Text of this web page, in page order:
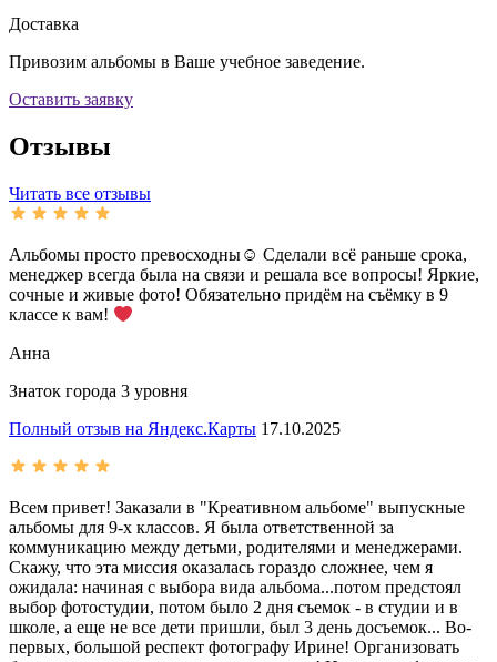
Доставка
Привозим альбомы в Ваше учебное заведение.
Оставить заявку
Отзывы
Читать все отзывы
Альбомы просто превосходны☺ Сделали всё раньше срока,
менеджер всегда была на связи и решала все вопросы! Яркие,
сочные и живые фото! Обязательно придём на съёмку в 9
классе к вам!
Анна
Знаток города 3 уровня
Полный отзыв на Яндекс.Карты 17.10.2025
Всем привет! Заказали в "Креативном альбоме" выпускные
альбомы для 9-х классов. Я была ответственной за
коммуникацию между детьми, родителями и менеджерами.
Скажу, что эта миссия оказалась гораздо сложнее, чем я
ожидала: начиная с выбора вида альбома...потом предстоял
выбор фотостудии, потом было 2 дня съемок - в студии и в
школе, а еще не все дети пришли, был 3 день досъемок... Во-
первых, большой респект фотографу Ирине! Организовать